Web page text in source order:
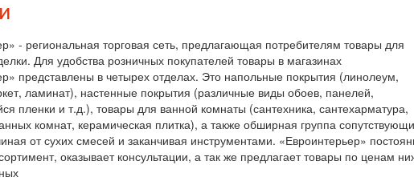
- региональная торговая сеть, предлагающая потребителям товары для
Для удобства розничных покупателей товары в магазинах
представлены в четырех отделах. Это напольные покрытия (линолеум,
ламинат), настенные покрытия (различные виды обоев, панелей,
пленки и т.д.), товары для ванной комнаты (сантехника, сантехарматура,
комнат, керамическая плитка), а также обширная группа
от сухих смесей и заканчивая инструментами. «Евроинтерьер»
оказывает консультации, а так же предлагает товары по ценам